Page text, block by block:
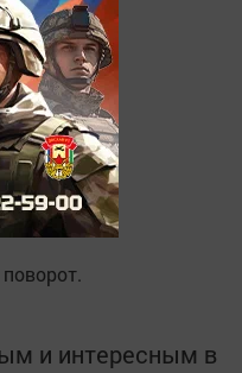
петляет,
не деться
дорог,
детство
и интересным в